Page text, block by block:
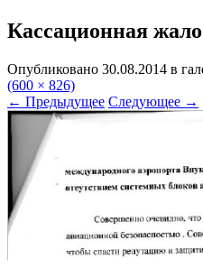
Кассационная
Опубликовано 30.08.2014 в
(600 × 826)
← Предыдущее Следующее →